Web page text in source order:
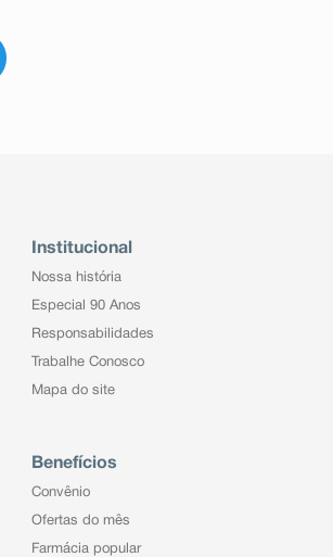
Institucional
Nossa história
Especial 90 Anos
Responsabilidades
Trabalhe Conosco
Mapa do site
Benefícios
Convênio
Ofertas do mês
Farmácia popular